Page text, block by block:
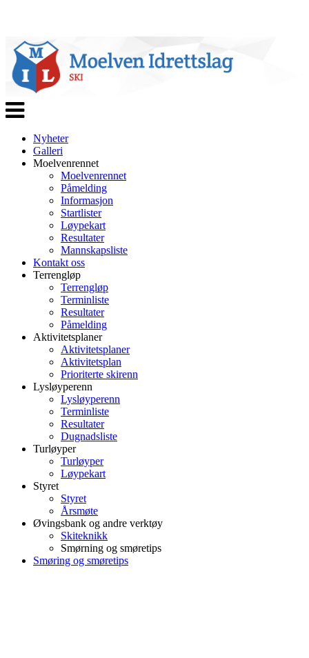
Veksle
navigasjon
Nyheter
Galleri
Moelvenrennet
Moelvenrennet
Påmelding
Informasjon
Startlister
Løypekart
Resultater
Mannskapsliste
Kontakt oss
Terrengløp
Terrengløp
Terminliste
Resultater
Påmelding
Aktivitetsplaner
Aktivitetsplaner
Aktivitetsplan
Prioriterte skirenn
Lysløyperenn
Lysløyperenn
Terminliste
Resultater
Dugnadsliste
Turløyper
Turløyper
Løypekart
Styret
Styret
Årsmøte
Øvingsbank og andre verktøy
Skiteknikk
Smørning og smøretips
Smøring og smøretips